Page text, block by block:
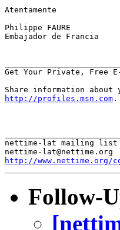
Atentamente
Philippe FAURE
Embajador de Francia
Get Your Private, Free
http://profiles.msn.com .
nettime-lat mailing list
http://
Follow-